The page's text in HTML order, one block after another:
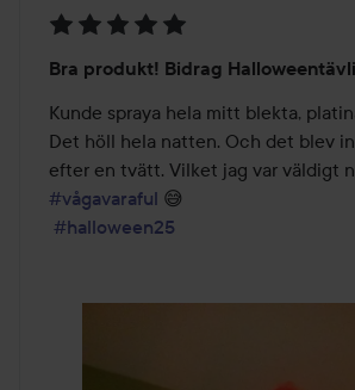
5
av
5
Bra produkt! Bidrag
Kunde spraya hela mitt blekta,
Det höll hela natten. Och det blev
#vågavaraful 😅
#halloween25